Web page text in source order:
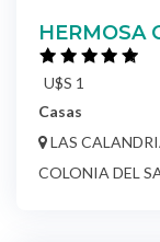
HERMOSA
U$S 1
Casas
LAS
COLONIA DEL